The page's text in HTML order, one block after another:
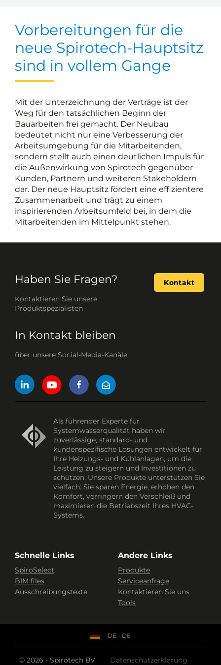
Vorbereitungen für die
neue Spirotech-Hauptsitz
sind in vollem Gange
Mit der Unterzeichnung der Verträge ist der
Weg für den tatsächlichen Beginn der
Bauarbeiten frei gemacht. Der Neubau
bedeutet nicht nur eine Verbesserung der
Arbeitsumgebung für die Mitarbeitenden,
sondern stellt auch einen deutlichen Impuls für
die Außenwirkung von Spirotech gegenüber
Kunden, Partnern und weiteren Stakeholdern
dar. Der neue Hauptsitz fördert eine effizientere
Zusammenarbeit und trägt zu einem
inspirierenden Arbeitsumfeld bei, in dem die
Mitarbeitenden im Mittelpunkt stehen.
Haben Sie Fragen?
Kontaktieren Sie unsere
Produktspezialisten
Kontakt
In Kontakt bleiben
über unsere Social-Media-Kanäle
Als führender Experte für
Systemwasserqualität haben wir
zuverlässige, standard- und
kundenspezifische Lösungen entwickelt für
Ihre Heizungs- und Kühlanlagen, um die
Leistung zu steigern und Investitionen zu
schützen. Unsere Produkte unterstützen Sie
vielfach: Sie sparen Energie, erhöhen den
Komfort, verringern den Verschleiß und
maximieren die Betriebszeit Ihres HVAC-
Systems.
Schnelle Links
SpiroSelect
BIM files
Ausschreibungstexte
Andere Links
Produkte
Serviceanfrage
Kontaktieren Sie uns
Tools
© 2026 - Spirotech BV Datenschutzerklärung
DE - DE